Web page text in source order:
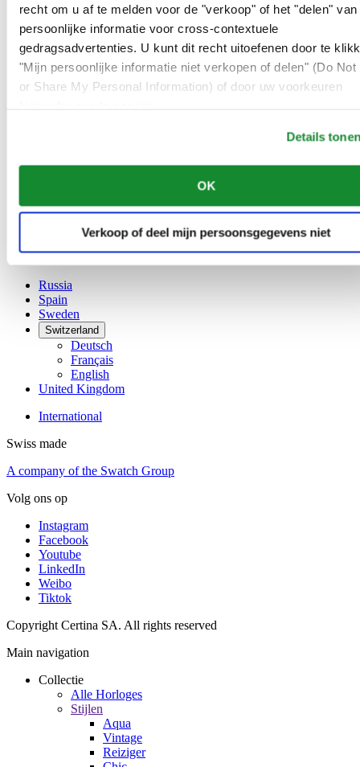
recht om u af te melden voor de "verkoop" of het "delen" van
persoonlijke informatie voor cross-contextuele
gedragsadvertenties. U kunt dit recht uitoefenen door te
"Mijn persoonlijke informatie niet verkopen of delen" (Do Not
or Share My Personal Information) of door uw voorkeuren
Details
OK
Verkoop of deel mijn persoonsgegevens niet
Belgium
Français
China
English
简体中文
Denmark
Ireland
Français
Netherlands
Poland
Russia
Spain
Sweden
Switzerland
Deutsch
Français
English
United Kingdom
International
Swiss made
A company of the Swatch Group
Volg ons op
Instagram
Facebook
Youtube
LinkedIn
Weibo
Tiktok
Copyright Certina SA. All rights reserved
Main navigation
Collectie
Alle Horloges
Stijlen
Aqua
Vintage
Reiziger